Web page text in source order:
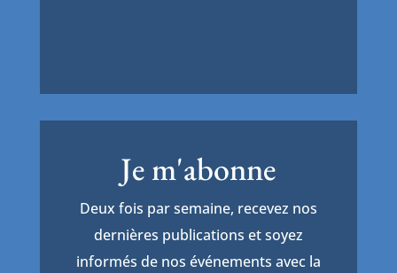
Je m'abonne
Deux fois par semaine, recevez nos
dernières publications et soyez
informés de nos événements avec la